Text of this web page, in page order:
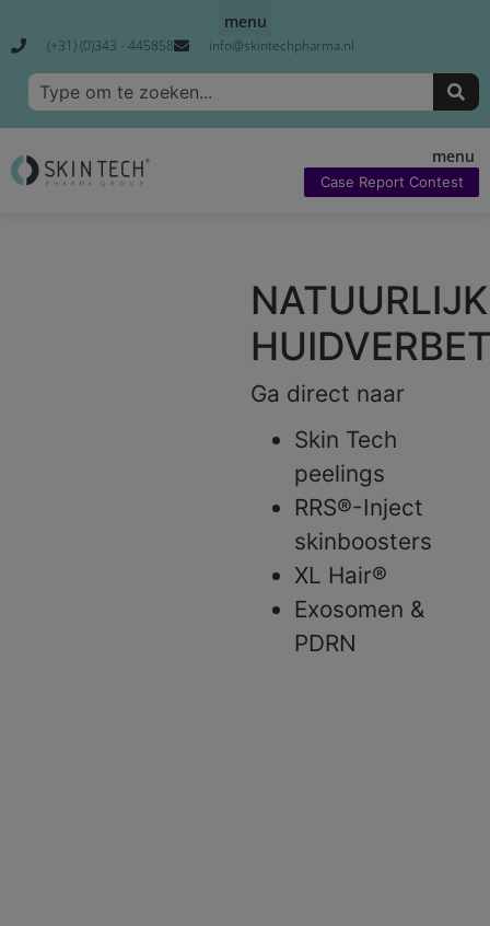
(+31) (0)343 - 445858 info@skintechpharma.nl
Case Report Contest
Ga direct naar
Skin Tech
peelings
RRS®-Inject
skinboosters
XL Hair®
Exosomen &
PDRN